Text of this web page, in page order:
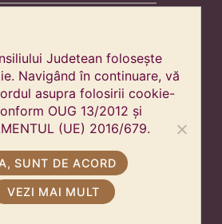
Judetean folosește
Navigând în continuare, vă
asupra folosirii cookie-
OUG 13/2012 și
(UE) 2016/679.
SUNT DE ACORD
VEZI MAI MULT